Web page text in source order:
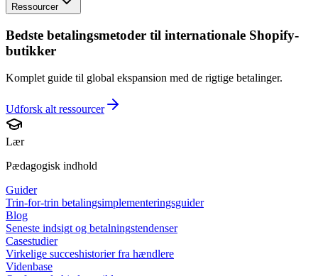
Ressourcer
Bedste betalingsmetoder til internationale Shopify-
butikker
Komplet guide til global ekspansion med de rigtige betalinger.
Udforsk alt ressourcer
Lær
Pædagogisk indhold
Guider
Trin-for-trin betalingsimplementeringsguider
Blog
Seneste indsigt og betalningstendenser
Casestudier
Virkelige succeshistorier fra hændlere
Videnbase